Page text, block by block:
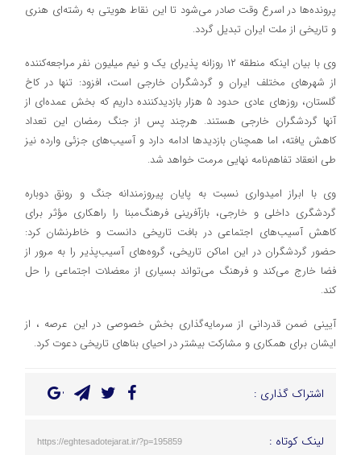
پرونده‌ها در اسرع وقت صادر می‌شود تا این نقاط هویتی به رشته‌ای هنری
و تاریخی از ملت ایران تبدیل گردد.
وی با بیان اینکه منطقه ۱۲ روزانه پذیرای یک و نیم میلیون نفر مراجعه‌کننده
از شهرهای مختلف ایران و گردشگران خارجی است، افزود: تنها در کاخ
گلستان، روزهای عادی حدود ۵ هزار بازدیدکننده داریم که بخش عمده‌ای از
آنها گردشگران خارجی هستند. هرچند پس از جنگ رمضان این تعداد
کاهش یافته، اما همچنان بازدیدها ادامه دارد و آسیب‌های جزئی وارده نیز
طی انعقاد تفاهم‌نامه نهایی مرمت خواهد شد.
وی با ابراز امیدواری نسبت به پایان پیروزمندانه جنگ و رونق دوباره
گردشگری داخلی و خارجی، بازآفرینی فرهنگ‌مبنا را راهکاری مؤثر برای
کاهش آسیب‌های اجتماعی در بافت تاریخی دانست و خاطرنشان کرد:
حضور گردشگران در این اماکن تاریخی، گروه‌های آسیب‌پذیر را به مرور از
فضا خارج می‌کند و فرهنگ می‌تواند بسیاری از معضلات اجتماعی را حل
کند.
آیینی ضمن قدردانی از سرمایه‌گذاری بخش خصوصی در این عرصه ، از
ایشان برای همکاری و مشارکت بیشتر در احیای بناهای تاریخی دعوت کرد.
اشتراک گذاری :
لینک کوتاه : https://eghtesadotejarat.ir/?p=195859